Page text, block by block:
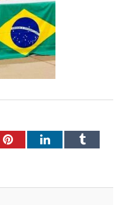
PinterestLinkedInTumblr